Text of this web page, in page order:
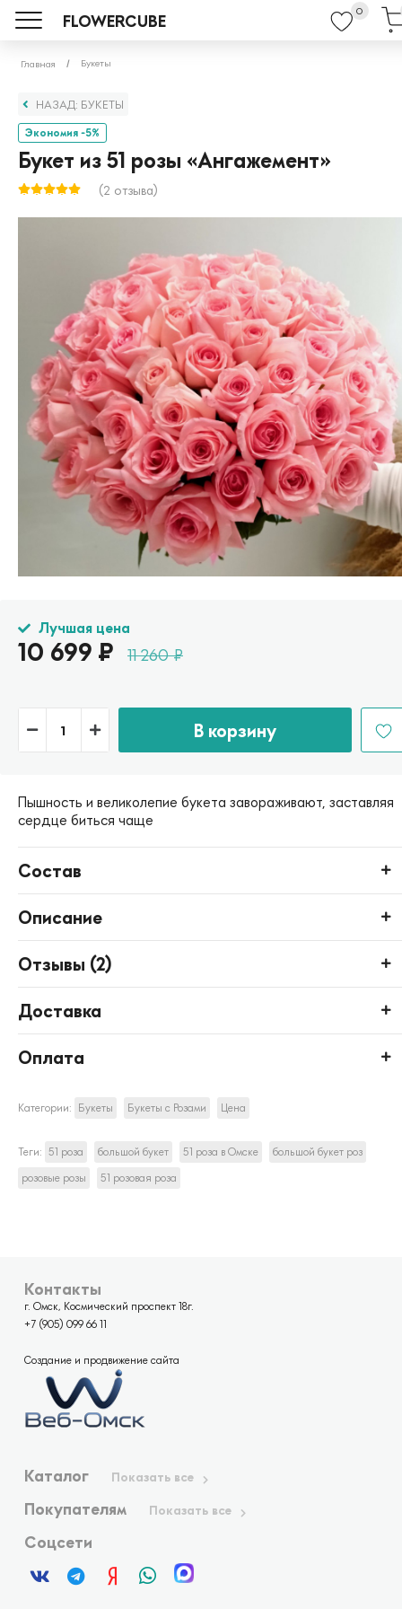
FLOWERCUBE
0
Главная Букеты
НАЗАД: БУКЕТЫ
Экономия -5%
Букет из 51 розы «Ангажемент»
(2 отзыва)
Лучшая цена
10 699 ₽ 11 260₽
В корзину
Пышность и великолепие букета завораживают, заставляя
сердце биться чаще
Состав
Описание
Отзывы (2)
Доставка
Оплата
Категории: Букеты Букеты с Розами Цена
Теги: 51 роза большой букет 51 роза в Омске
большой букет роз
розовые розы
51 розовая роза
Контакты
г. Омск, Космический проспект 18г.
+7 (905) 099 66 11
Создание и продвижение сайта
Каталог Показать все
Покупателям Показать все
Соцсети